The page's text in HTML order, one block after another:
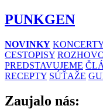
PUNKGEN
NOVINKY
CESTOPISY
PREDSTAVUJEME
RECEPTY SÚŤAŽE
Zaujalo nás: